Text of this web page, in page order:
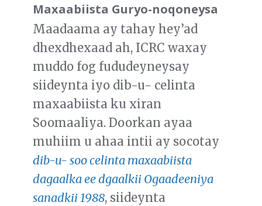
Maxaabiista Guryo-noqoneysa
Maadaama ay tahay hey’ad
dhexdhexaad ah, ICRC waxay
muddo fog fududeyneysay
siideynta iyo dib-u- celinta
maxaabiista ku xiran
Soomaaliya. Doorkan ayaa
muhiim u ahaa intii ay socotay
dib-u- soo celinta maxaabiista
dagaalka ee dgaalkii Ogaadeeniya
sanadkii 1988, siideynta